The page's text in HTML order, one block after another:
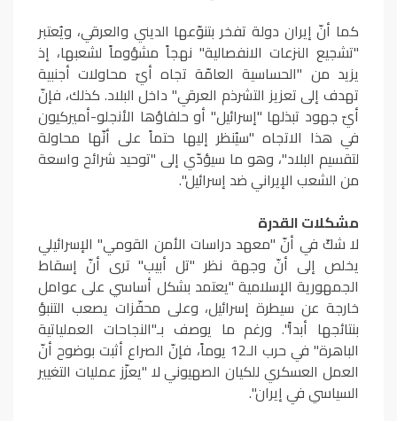
كما أنّ إيران دولة تفخر بتنوّعها الديني والعرقي، ويُعتبر
"تشجيع النزعات الانفصالية" نهجاً مشؤوماً لشعبها، إذ
يزيد من "الحساسية العامّة تجاه أيّ محاولات أجنبية
تهدف إلى تعزيز التشرذم العرقي" داخل البلاد. كذلك، فإنّ
أيّ جهود تبذلها "إسرائيل" أو حلفاؤها الأنجلو-أميركيون
في هذا الاتجاه "سيُنظر إليها حتماً على أنّها محاولة
لتقسيم البلاد"، وهو ما سيؤدّي إلى "توحيد شرائح واسعة
من الشعب الإيراني ضد إسرائيل".
مشكلات القدرة
لا شكّ في أنّ "معهد دراسات الأمن القومي" الإسرائيلي
يخلص إلى أنّ وجهة نظر "تل أبيب" ترى أنّ إسقاط
الجمهورية الإسلامية "يعتمد بشكل أساسي على عوامل
خارجة عن سيطرة إسرائيل، وعلى محفّزات يصعب التنبؤ
بنتائجها أبداً". ورغم ما يوصف بـ"النجاحات العملياتية
الباهرة" في حرب الـ12 يوماً، فإنّ الصراع أثبت بوضوح أنّ
العمل العسكري للكيان الصهيوني لا "يعزّز عمليات التغيير
السياسي في إيران".